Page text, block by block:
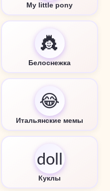
My little pony
👸
Белоснежка
😂
Итальянские мемы
doll
Куклы